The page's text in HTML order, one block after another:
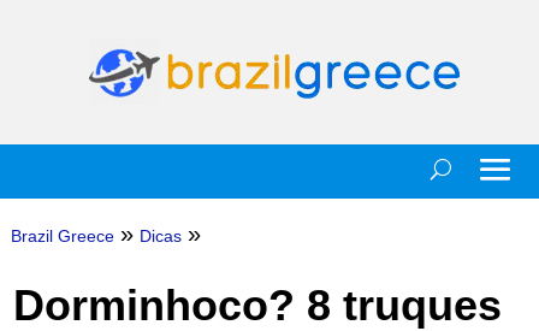
Brazil Greece » Dicas »
Dorminhoco? 8 truques